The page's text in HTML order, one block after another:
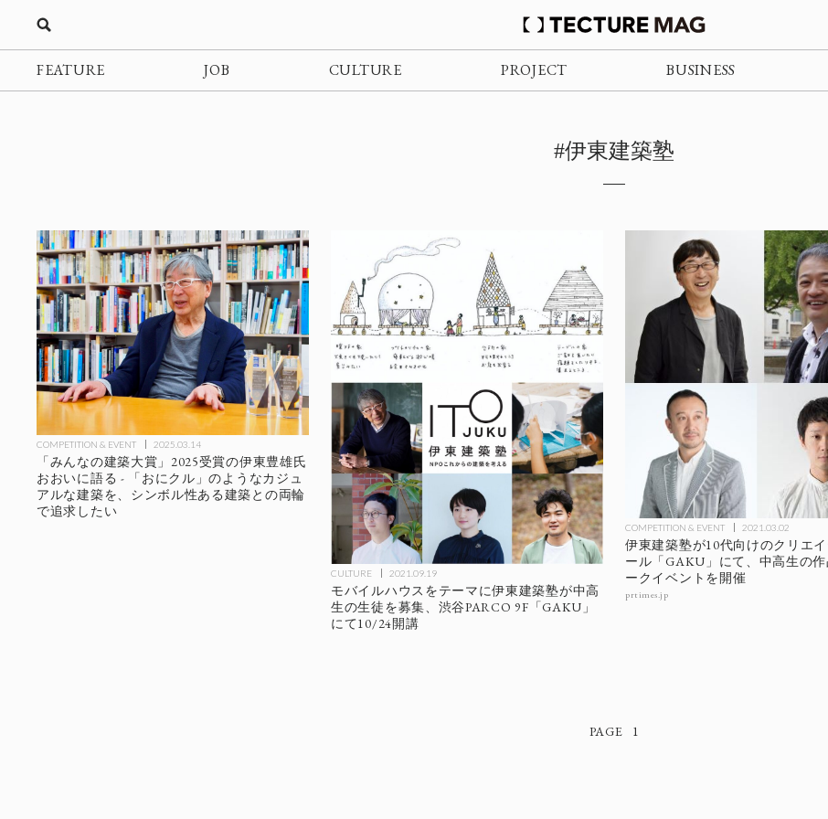
FEATURE JOB CULTURE PROJECT BUSINESS
#伊東建築塾
COMPETITION & EVENT 2025.03.14
「みんなの建築大賞」2025受賞の伊東豊雄氏
おおいに語る - 「おにクル」のようなカジュ
アルな建築を、シンボル性ある建築との両輪
で追求したい
CULTURE 2021.09.19
モバイルハウスをテーマに伊東建築塾が中高
生の生徒を募集、渋谷PARCO 9F「GAKU」
にて10/24開講
COMPETITION & EVENT 2021.03.02
伊東建築塾が10代向けのクリエ
ール「GAKU」にて、中高生の作
ークイベントを開催
prtimes.jp
1